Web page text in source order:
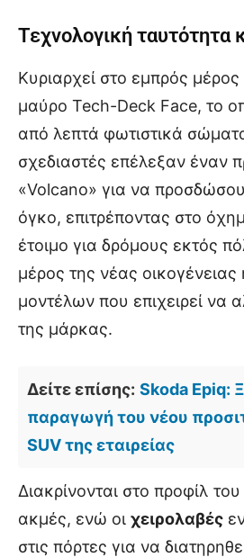
Τεχνολογική ταυτότητα
Κυριαρχεί στο εμπρός μέρος
μαύρο Tech-Deck Face, το
από λεπτά φωτιστικά
σχεδιαστές επέλεξαν έναν
«Volcano» για να
όγκο, επιτρέποντας στο
έτοιμο για δρόμους εκτός
μέρος της νέας οικογένειας
μοντέλων που επιχειρεί να
της μάρκας.
Δείτε επίσης: Skoda Epiq:
παραγωγή του νέου
SUV της εταιρείας
Διακρίνονται στο προφίλ του
ακμές, ενώ οι χειρολαβές
στις πόρτες για να